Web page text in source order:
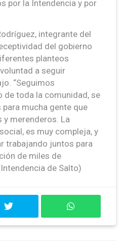
por la Intendencia y por
integrante del
del gobierno
planteos
a seguir
“Seguimos
de toda la comunidad, se
mucha gente que
y merenderos. La
es muy compleja, y
trabajando juntos para
de miles de
de Salto)